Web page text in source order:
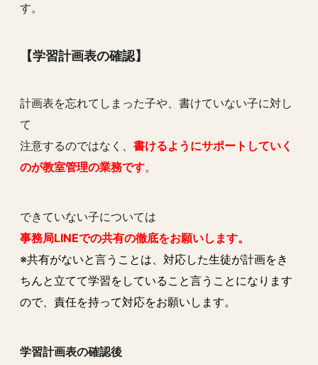
す。
【学習計画表の確認】
計画表を忘れてしまった子や、書けていない子に対し
て
注意するのではなく、 書けるようにサポートしていく
のが教室管理の業務です。
できていない子については
事務局LINEでの共有の徹底をお願いします。
※共有がないと言うことは、対応した生徒が計画をき
ちんと立てて学習をしていること言うことになります
ので、責任を持って対応をお願いします。
学習計画表の確認後